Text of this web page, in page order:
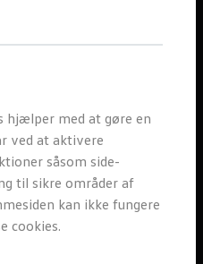
hjælper med at gøre en
ved at aktivere
såsom side-
til sikre områder af
kan ikke fungere
cookies.
og opdateringer
din ID.